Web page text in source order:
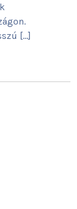
[…]